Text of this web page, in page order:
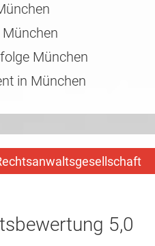
München
in München
5,0